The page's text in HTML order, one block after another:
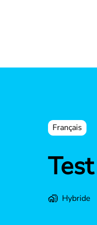
Français
Hybride